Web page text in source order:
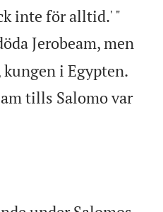
inte för alltid.' "
Jerobeam, men
i Egypten.
tills Salomo var